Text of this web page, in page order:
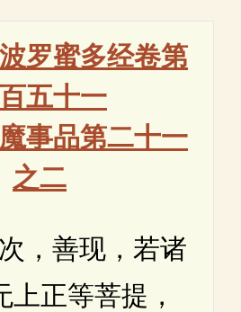
罗蜜多经卷第
五十一
事品第二十一
之二
善现，若诸
正等菩提，